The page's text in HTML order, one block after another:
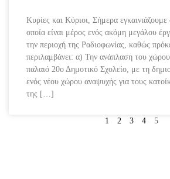
Κυρίες και Κύριοι, Σήμερα
οποία είναι μέρος ενός ακόμη μεγάλου
την περιοχή της Ραδιοφωνίας, καθώς
περιλαμβάνει: α) Την ανάπλαση του
παλαιό 20ο Δημοτικό Σχολείο, με τη
ενός νέου χώρου αναψυχής για τους
της […]
1 2 3 4 5